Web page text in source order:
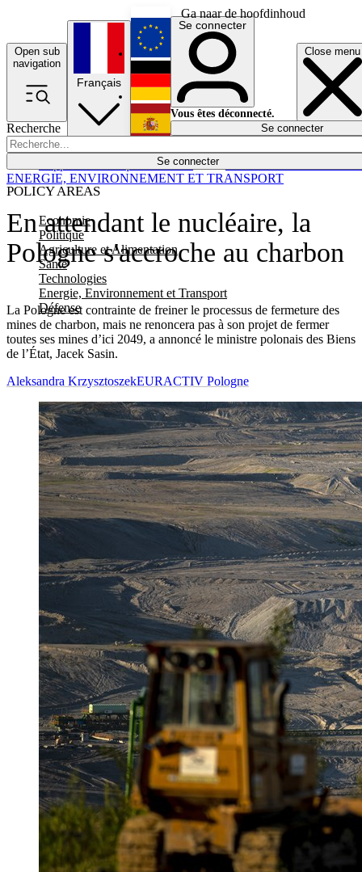
Ga naar de hoofdinhoud
Open sub
navigation
Close menu
Recherche
Se connecter
POLICY AREAS
Economie
Politique
Agriculture et Alimentation
Santé
Technologies
Energie, Environnement et Transport
Défense
Économie
Français
English
Deutsch
Español
Se connecter
Vous êtes déconnecté.
Se connecter
En attendant le nucléaire, la
Pologne s'accroche au charbon
La Pologne est contrainte de freiner le processus de fermeture des
mines de charbon, mais ne renoncera pas à son projet de fermer
toutes ses mines d’ici 2049, a annoncé le ministre polonais des Biens
de l’État, Jacek Sasin.
ENERGIE, ENVIRONNEMENT ET TRANSPORT
Aleksandra KrzysztoszekEURACTIV Pologne